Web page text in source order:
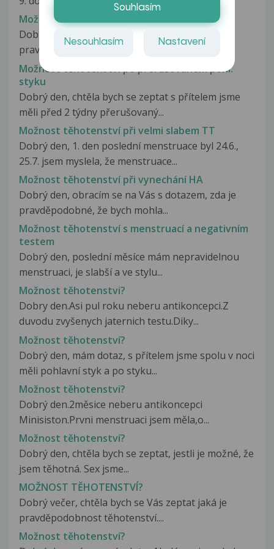
Možnost těhotenství a krvácení mimo cyklus
Dobrý den, zajímá mě, jestli je nějaká
pravděpodobnost, ze bych mohla být...
Možnost těhotenství po přerušovaném pohl.
styku
Dobrý den, chtěla bych se zeptat s přítelem jsme
měli před 2 týdny přerušovaný...
Možnost těhotenství při velmi slabem TT
Dobrý den, 1. den poslední menstruace byl 24.6.,
25.7. jsem myslela, že menstruace...
Možnost těhotenství při vynechání HA
Dobrý den, obracím se na Vás s dotazem, zda je
pravděpodobné, že bych mohla...
Možnost těhotenství s menstruací a negativním
testem
Dobrý den, poslední měsíce mám nepravidelnou
menstruaci, je slabší a ve stylu...
Možnost těhotenstvi?
Dobry den.Asi pul roku neberu antikoncepci.Z
duvodu zvyšenych jaternich testu.Diky...
Možnost těhotenství?
Dobrý den, mám dotaz, s přítelem jsme spolu v noci
měli pohlavní styk a po styku...
Možnost těhotenstvi?
Dobrý den.2měsice neberu antikoncepci
Minisiston.Prvni menstruaci jsem měla,o...
Možnost těhotenství?
Dobrý den, chtěla bych se zeptat, jestli je možné, že
jsem těhotná. Sex jsme...
MOŽNOST TĚHOTENSTVÍ?
Dobrý večer, chtěla bych se Vás zeptat jaká je
pravděpodobnost těhotenství....
Možnost těhotenství?
Souhlasím
Nesouhlasím Nastavení